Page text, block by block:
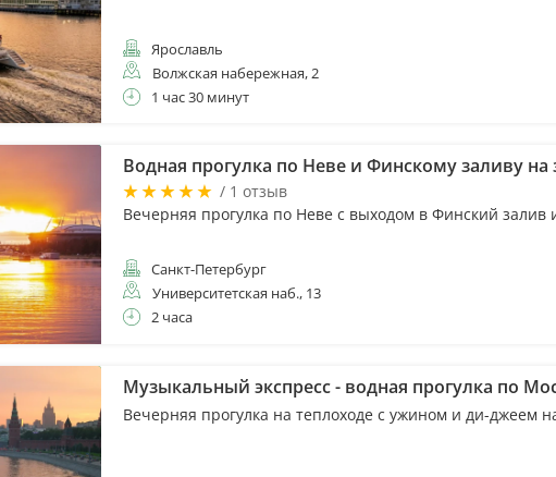
Ярославль
Волжская набережная, 2
1 час 30 минут
Водная прогулка по Неве и Финскому заливу на
/ 1 отзыв
Вечерняя прогулка по Неве с выходом в Финский залив
Санкт-Петербург
Университетская наб., 13
2 часа
Музыкальный экспресс - водная прогулка по
Вечерняя прогулка на теплоходе с ужином и ди-джеем